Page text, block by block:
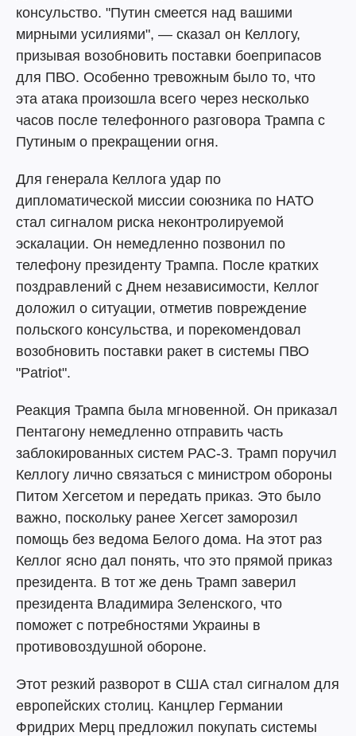
консульство. "Путин смеется над вашими
мирными усилиями", — сказал он Келлогу,
призывая возобновить поставки боеприпасов
для ПВО. Особенно тревожным было то, что
эта атака произошла всего через несколько
часов после телефонного разговора Трампа с
Путиным о прекращении огня.
Для генерала Келлога удар по
дипломатической миссии союзника по НАТО
стал сигналом риска неконтролируемой
эскалации. Он немедленно позвонил по
телефону президенту Трампа. После кратких
поздравлений с Днем независимости, Келлог
доложил о ситуации, отметив повреждение
польского консульства, и порекомендовал
возобновить поставки ракет в системы ПВО
"Patriot".
Реакция Трампа была мгновенной. Он приказал
Пентагону немедленно отправить часть
заблокированных систем PAC-3. Трамп поручил
Келлогу лично связаться с министром обороны
Питом Хегсетом и передать приказ. Это было
важно, поскольку ранее Хегсет заморозил
помощь без ведома Белого дома. На этот раз
Келлог ясно дал понять, что это прямой приказ
президента. В тот же день Трамп заверил
президента Владимира Зеленского, что
поможет с потребностями Украины в
противовоздушной обороне.
Этот резкий разворот в США стал сигналом для
европейских столиц. Канцлер Германии
Фридрих Мерц предложил покупать системы